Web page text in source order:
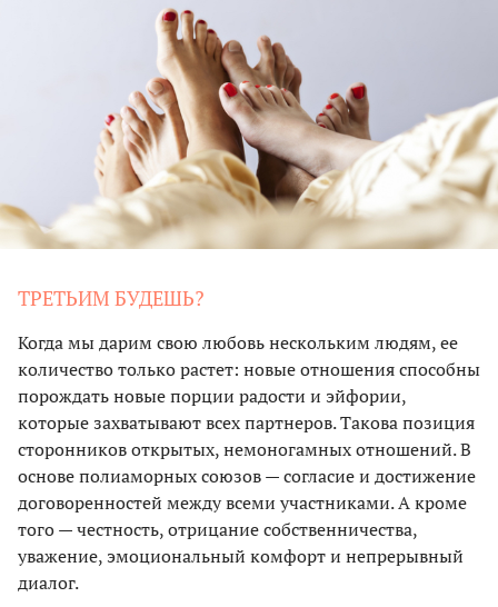
ТРЕТЬИМ БУДЕШЬ?
Когда мы дарим свою любовь нескольким людям, ее
количество только растет: новые отношения способны
порождать новые порции радости и эйфории,
которые захватывают всех партнеров. Такова позиция
сторонников открытых, немоногамных отношений. В
основе полиаморных союзов — согласие и достижение
договоренностей между всеми участниками. А кроме
того — честность, отрицание собственничества,
уважение, эмоциональный комфорт и непрерывный
диалог.